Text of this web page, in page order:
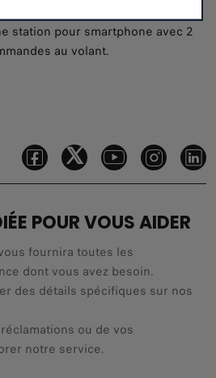
station pour smartphone avec 2
au volant.​
POUR VOUS AIDER
fournira toutes les
dont vous avez besoin.
des détails spécifiques sur nos
ou de vos
notre service.